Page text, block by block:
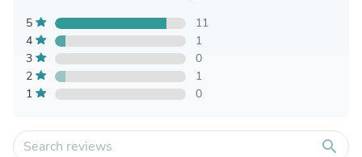
5
11
4
1
3
0
2
1
1
0
search